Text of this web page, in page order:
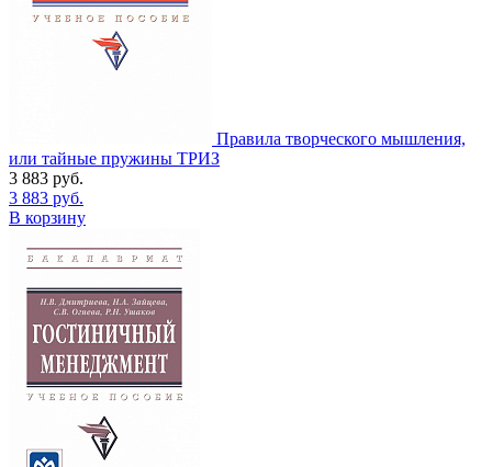
Правила творческого мышления,
или тайные пружины ТРИЗ
3 883 руб.
3 883 руб.
В корзину